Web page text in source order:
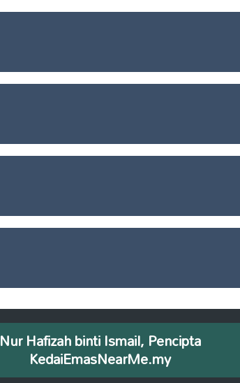
Nur Hafizah binti Ismail, Pencipta
KedaiEmasNearMe.my